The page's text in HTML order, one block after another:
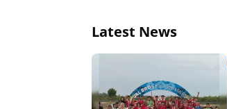
Latest News